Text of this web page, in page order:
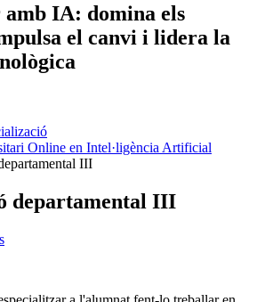
IA: domina els
el canvi i lidera la
Online en Intel·ligència Artificial
III
departamental III